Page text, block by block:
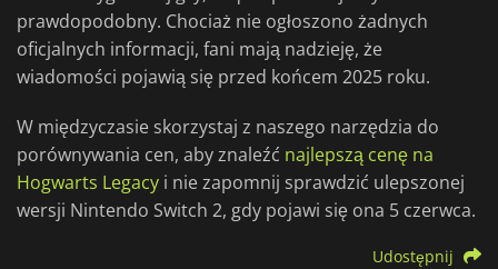
prawdopodobny. Chociaż nie ogłoszono żadnych
oficjalnych informacji, fani mają nadzieję, że
wiadomości pojawią się przed końcem 2025 roku.
W międzyczasie skorzystaj z naszego narzędzia do
porównywania cen, aby znaleźć najlepszą cenę na
Hogwarts Legacy i nie zapomnij sprawdzić ulepszonej
wersji Nintendo Switch 2, gdy pojawi się ona 5 czerwca.
Udostępnij